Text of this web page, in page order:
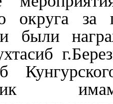
округа за
были
имам-